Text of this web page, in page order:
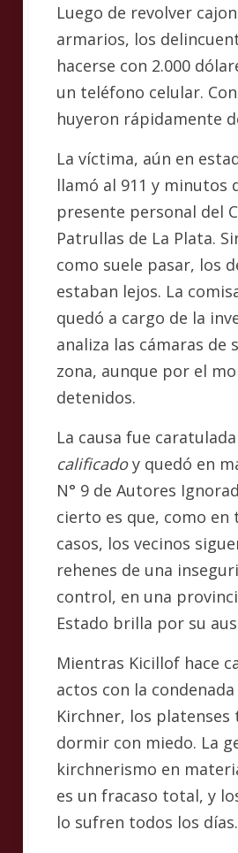
Luego de revolver
armarios, los
hacerse con 2.000
un teléfono celular.
huyeron rápidamente
La víctima, aún en
llamó al 911 y minutos
presente personal del
Patrullas de La Plata.
como suele pasar, los
estaban lejos. La
quedó a cargo de la
analiza las cámaras de
zona, aunque por el
detenidos.
La causa fue
calificadoy quedó en
N° 9 de Autores
cierto es que, como
casos, los vecinos
rehenes de una
control, en una
Estado brilla por su
Mientras Kicillof hace
actos con la
Kirchner, los platenses
dormir con miedo. La
kirchnerismo en
es un fracaso total, y
lo sufren todos los días.